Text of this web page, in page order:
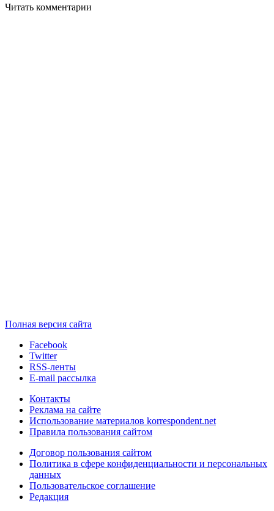
Читать комментарии
Полная версия сайта
Facebook
Twitter
RSS-ленты
E-mail рассылка
Контакты
Реклама на сайте
Использование материалов korrespondent.net
Правила пользования сайтом
Договор пользования сайтом
Политика в сфере конфиденциальности и персональных
данных
Пользовательское соглашение
Редакция